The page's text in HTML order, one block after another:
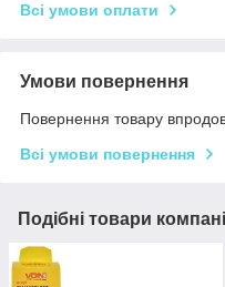
Всі умови оплати
Умови повернення
Повернення товару
Всі умови повернення
Подібні товари